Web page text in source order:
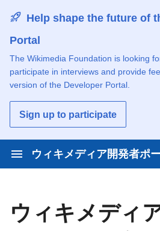
Help shape the future of
Portal
The Wikimedia Foundation is looking
participate in interviews and provide
version of the Developer Portal.
Sign up to participate
検
索
キ
ー
ワ
ド
入
Learn about Wikimedia
Understand the
development process
チュートリアルで学ぶ
language
Explore featured apps
チュートリアルで学ぶ
Use wiki content
Access open data
commercial access
ブラウザでスクリプトを動か
ツールのクラウドホスティン
グ
貢献の仕組みを学ぶ
トピック単位で投稿
プログラミング言語による貢
献
ハッカソンやイベントを探す
技術コミュニティとの交流
技術的スキルの習得と共有
技術プロジェクトの更新情報
ウィキメディアの技術的な業
ウィキメディ